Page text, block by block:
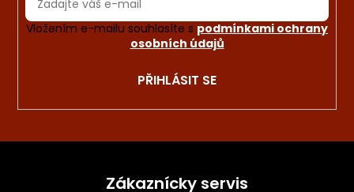
Vložením e-mailu souhlasíte s podmínkami ochrany
osobních údajů
PŘIHLÁSIT SE
Z
Zákaznícky servis